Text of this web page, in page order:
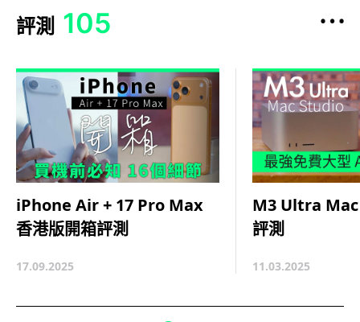
評測 105
iPhone Air + 17 Pro Max
香港版開箱評測
17.09.2025
M3 Ultra
評測
11.03.2025